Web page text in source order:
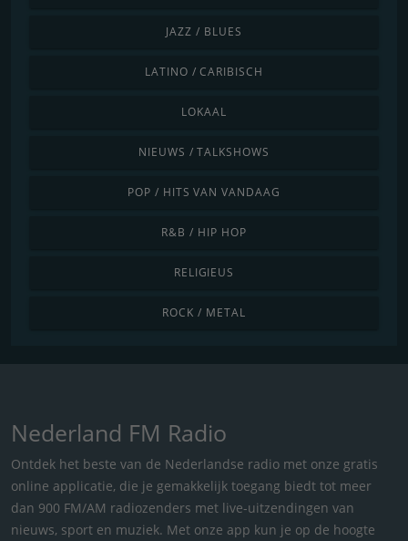
JAZZ / BLUES
LATINO / CARIBISCH
LOKAAL
NIEUWS / TALKSHOWS
POP / HITS VAN VANDAAG
R&B / HIP HOP
RELIGIEUS
ROCK / METAL
Nederland FM Radio
Ontdek het beste van de Nederlandse radio met onze gratis
online applicatie, die je gemakkelijk toegang biedt tot meer
dan 900 FM/AM radiozenders met live-uitzendingen van
nieuws, sport en muziek. Met onze app kun je op de hoogte